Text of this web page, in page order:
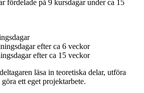
fördelade på 9 kursdagar under ca 15
efter ca 6 veckor
efter ca 15 veckor
läsa in teoretiska delar, utföra
ett eget projektarbete.